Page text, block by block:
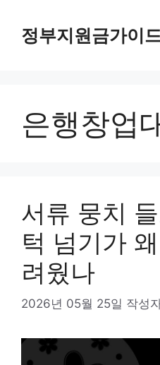
정부지원금가이
은행창업
서류 뭉치
턱 넘기가
려웠나
2026년 05월 25일 작성